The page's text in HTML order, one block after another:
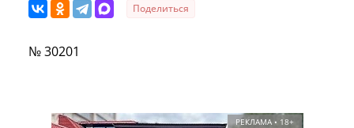
Поделиться
№ 30201
РЕКЛАМА • 18+